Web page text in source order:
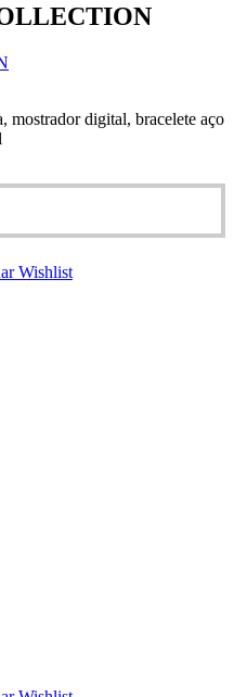
mostrador digital, bracelete aço
Wishlist